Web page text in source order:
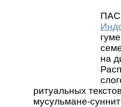
на
ритуальных
мусульмане-